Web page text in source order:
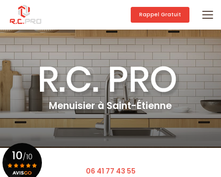
contenu
principal
Rappel Gratuit
Menuisier à Saint-Étienne
06 41 77 43 55
10/10